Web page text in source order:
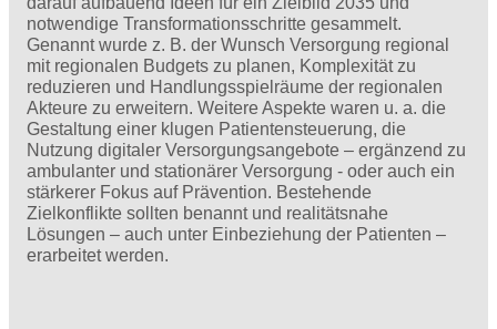
notwendige Transformationsschritte gesammelt.
Genannt wurde z. B. der Wunsch Versorgung regional
mit regionalen Budgets zu planen, Komplexität zu
reduzieren und Handlungsspielräume der regionalen
Akteure zu erweitern. Weitere Aspekte waren u. a. die
Gestaltung einer klugen Patientensteuerung, die
Nutzung digitaler Versorgungsangebote – ergänzend zu
ambulanter und stationärer Versorgung - oder auch ein
stärkerer Fokus auf Prävention. Bestehende
Zielkonflikte sollten benannt und realitätsnahe
Lösungen – auch unter Einbeziehung der Patienten –
erarbeitet werden.